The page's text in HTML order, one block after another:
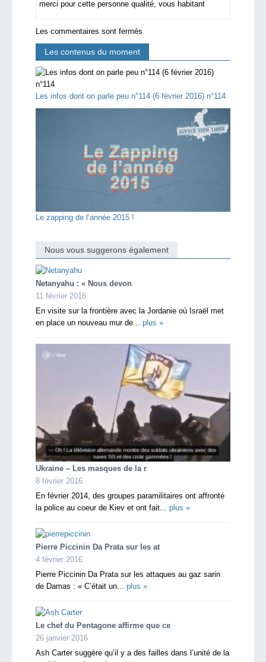
merci pour cette personne qualité, vous habitant
Les commentaires sont fermés
Les contenus du moment
Les infos dont on parle peu n°114 (6 février 2016) n°114
Le zapping de l’année 2015 !
Nous vous suggerons également
Netanyahu : « Nous devon
11 février 2016
En visite sur la frontière avec la Jordanie où Israël met
en place un nouveau mur de... plus »
Ukraine – Les masques de la r
8 février 2016
En février 2014, des groupes paramilitaires ont affronté
la police au coeur de Kiev et ont fait... plus »
Pierre Piccinin Da Prata sur les at
4 février 2016
Pierre Piccinin Da Prata sur les attaques au gaz sarin
de Damas : « C’était un... plus »
Le chef du Pentagone affirme que ce
26 janvier 2016
Ash Carter suggère qu’il y a des failles dans l’unité de la